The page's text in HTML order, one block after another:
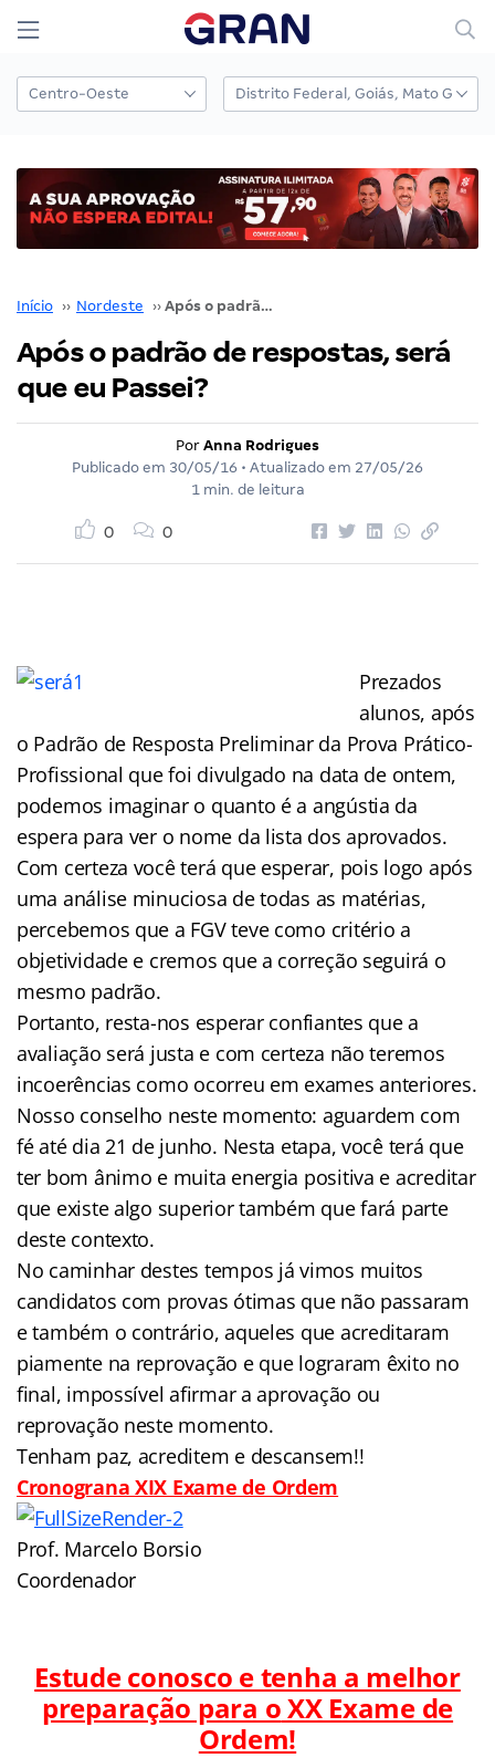
Início ›› Nordeste ›› Após o padrão de respostas, será que eu Passei?
Após o padrão de respostas, será
que eu Passei?
Por Anna Rodrigues
Publicado em 30/05/16 • Atualizado em 27/05/26
1 min. de leitura
0 0
Prezados
alunos, após
o Padrão de Resposta Preliminar da Prova Prático-
Profissional que foi divulgado na data de ontem,
podemos imaginar o quanto é a angústia da
espera para ver o nome da lista dos aprovados.
Com certeza você terá que esperar, pois logo após
uma análise minuciosa de todas as matérias,
percebemos que a FGV teve como critério a
objetividade e cremos que a correção seguirá o
mesmo padrão.
Portanto, resta-nos esperar confiantes que a
avaliação será justa e com certeza não teremos
incoerências como ocorreu em exames anteriores.
Nosso conselho neste momento: aguardem com
fé até dia 21 de junho. Nesta etapa, você terá que
ter bom ânimo e muita energia positiva e acreditar
que existe algo superior também que fará parte
deste contexto.
No caminhar destes tempos já vimos muitos
candidatos com provas ótimas que não passaram
e também o contrário, aqueles que acreditaram
piamente na reprovação e que lograram êxito no
final, impossível afirmar a aprovação ou
reprovação neste momento.
Tenham paz, acreditem e descansem!!
Cronograna XIX Exame de Ordem
Prof. Marcelo Borsio
Coordenador
Estude conosco e tenha a melhor
preparação para oXX Exame de
Ordem!